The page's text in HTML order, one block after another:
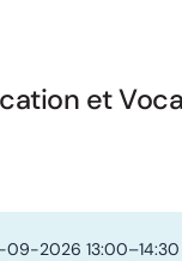
et
09-2026 13:00–14:30